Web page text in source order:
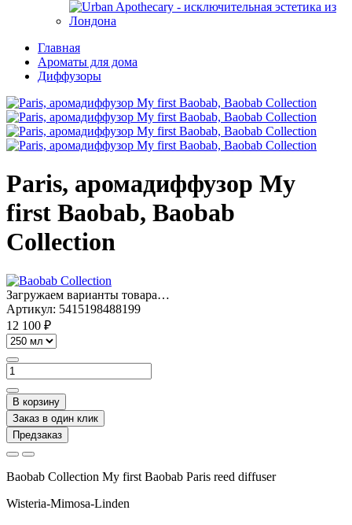
Главная
Ароматы для дома
Диффузоры
Paris, аромадиффузор My
first Baobab, Baobab
Collection
Загружаем варианты товара…
Артикул: 5415198488199
12 100 ₽
В корзину
Заказ в один клик
Предзаказ
Baobab Collection My first Baobab Paris reed diffuser
Wisteria-Mimosa-Linden